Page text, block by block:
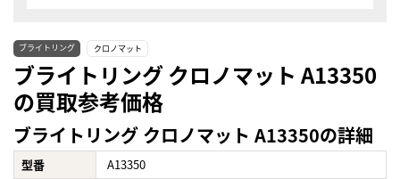
ブライトリング クロノマット
ブライトリング クロノマット A13350
の買取参考価格
ブライトリング クロノマット A13350の詳細
型番
A13350